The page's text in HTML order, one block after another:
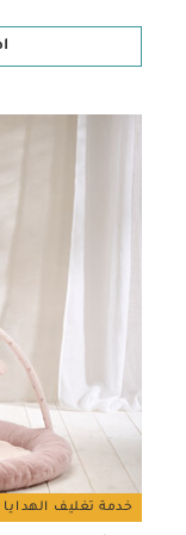
خدمة تغليف الهدايا